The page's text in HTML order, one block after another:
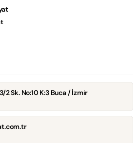
2 Sk. No:10 K:3 Buca / İzmir